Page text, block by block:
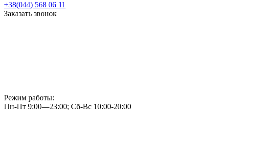
+38(044) 568 06 11
Заказать звонок
Режим работы:
Пн-Пт 9:00—23:00; Сб-Вс 10:00-20:00